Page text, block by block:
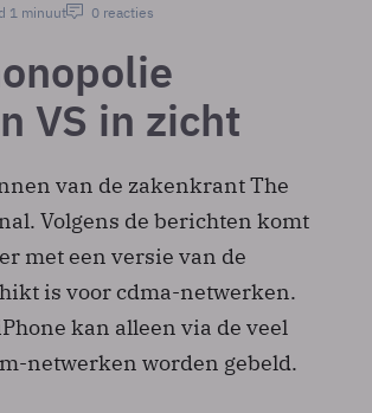
1 minuut 0 reacties
VS in zicht
van de zakenkrant The
Volgens de berichten komt
met een versie van de
is voor cdma-netwerken.
kan alleen via de veel
netwerken worden gebeld.